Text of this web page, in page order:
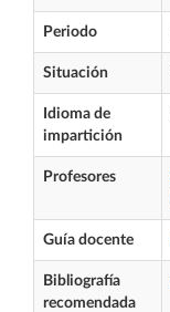
Periodo
Situación
Idioma de
impartición
Profesores
Guía docente
Bibliografía
recomendada